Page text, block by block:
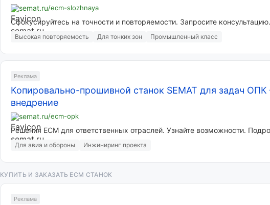
semat.ru/ecm-slozhnaya
Сфокусируйтесь на точности и повторяемости. Запросите
Высокая повторяемость Для тонких зон Промышленный класс
Реклама
Копировально-прошивной станок SEMAT для задач ОПК
внедрение
semat.ru/ecm-opk
Решения ECM для ответственных отраслей. Узнайте возможности.
Для авиа и обороны Инжиниринг проекта
КУПИТЬ И ЗАКАЗАТЬ ECM СТАНОК
Реклама